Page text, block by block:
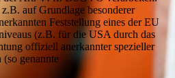
auf Grundlage besonderer
Feststellung eines der EU
(z.B. für die USA durch das
offiziell anerkannter spezieller
genannte